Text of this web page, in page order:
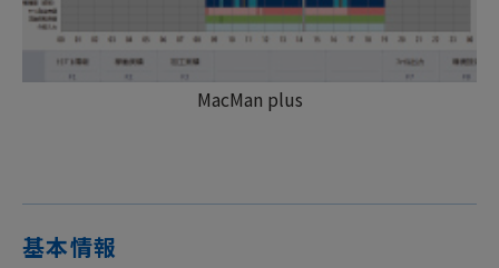
MacMan plus
基本情報